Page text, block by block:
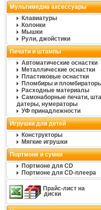
Мультимедиа аксессуары
Клавиатуры
Колонки
Мышки
Рули, джойстики
Печати и штампы
Автоматические оснастки
Металлические оснастки
Пластиковые оснастки
Пломбиры и
Расходные материалы
Самонаборные печати,
датеры, нумераторы
УФ принадлежности
Игрушки для детей
Конструкторы
Мягкие игрушки
Портмоне и сумки
Портмоне для CD
Портмоне для CD-плеера
Прайс-лист на
диски